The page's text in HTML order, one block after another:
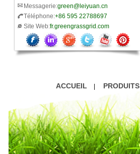
Messagerie:green@leiyuan.cn
Téléphone:+86 595 22788697
Site Web:fr.greengrassgrid.com
ACCUEIL PRODUITS